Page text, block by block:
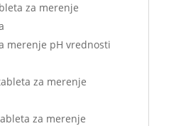
za merenje
merenje pH vrednosti
za merenje
za merenje